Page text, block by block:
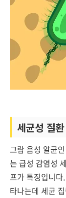
세균성 질
그람 음성 알균
는 급성 감염성
프가 특징입니
타나는데 세균